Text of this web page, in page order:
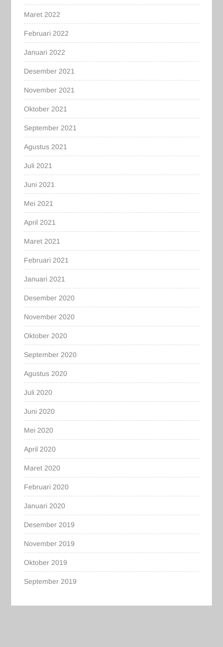
Maret 2022
Februari 2022
Januari 2022
Desember 2021
November 2021
Oktober 2021
September 2021
Agustus 2021
Juli 2021
Juni 2021
Mei 2021
April 2021
Maret 2021
Februari 2021
Januari 2021
Desember 2020
November 2020
Oktober 2020
September 2020
Agustus 2020
Juli 2020
Juni 2020
Mei 2020
April 2020
Maret 2020
Februari 2020
Januari 2020
Desember 2019
November 2019
Oktober 2019
September 2019